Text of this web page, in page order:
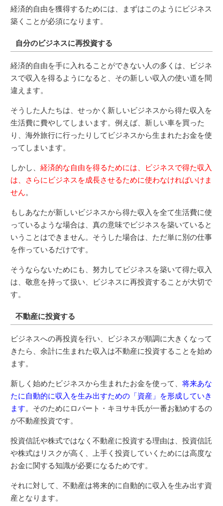
経済的自由を獲得するためには、まずはこのようにビジネス
築くことが必須になります。
自分のビジネスに再投資する
経済的自由を手に入れることができない人の多くは、ビジネ
スで収入を得るようになると、その新しい収入の使い道を間
違えます。
そうした人たちは、せっかく新しいビジネスから得た収入を
生活費に費やしてしまいます。例えば、新しい車を買った
り、海外旅行に行ったりしてビジネスから生まれたお金を使
ってしまいます。
しかし、経済的な自由を得るためには、ビジネスで得た収入
は、さらにビジネスを成長させるために使わなければいけま
せん。
もしあなたが新しいビジネスから得た収入を全て生活費に使
っているような場合は、真の意味でビジネスを築いていると
いうことはできません。そうした場合は、ただ単に別の仕事
を作っているだけです。
そうならないためにも、努力してビジネスを築いて得た収入
は、敬意を持って扱い、ビジネスに再投資することが大切で
す。
不動産に投資する
ビジネスへの再投資を行い、ビジネスが順調に大きくなって
きたら、余計に生まれた収入は不動産に投資することを始め
ます。
新しく始めたビジネスから生まれたお金を使って、将来あな
たに自動的に収入を生み出すための「資産」を形成していき
ます。そのためにロバート・キヨサキ氏が一番お勧めするの
が不動産投資です。
投資信託や株式ではなく不動産に投資する理由は、投資信託
や株式はリスクが高く、上手く投資していくためには高度な
お金に関する知識が必要になるためです。
それに対して、不動産は将来的に自動的に収入を生み出す資
産となります。